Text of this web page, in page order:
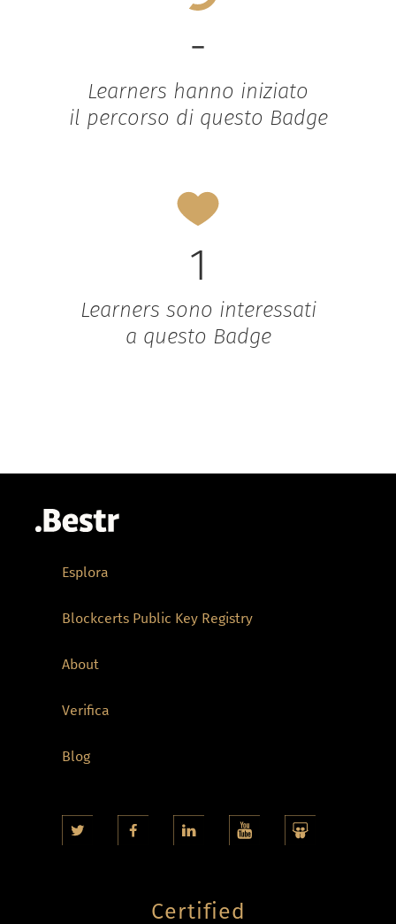
-
Learners hanno iniziato
il percorso di questo Badge
1
Learners sono interessati
a questo Badge
Esplora
Blockcerts Public Key Registry
About
Verifica
Blog
Certified